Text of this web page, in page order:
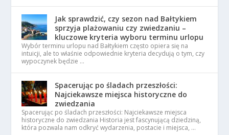
Jak sprawdzić, czy sezon nad Bałtykiem
sprzyja plażowaniu czy zwiedzaniu –
kluczowe kryteria wyboru terminu urlopu
Wybór terminu urlopu nad Bałtykiem często opiera się na
intuicji, ale to właśnie odpowiednie kryteria decydują o tym, czy
wypoczynek będzie …
Spacerując po śladach przeszłości:
Najciekawsze miejsca historyczne do
zwiedzania
Spacerując po śladach przeszłości: Najciekawsze miejsca
historyczne do zwiedzania Historia jest fascynującą dziedziną,
która pozwala nam odkryć wydarzenia, postacie i miejsca, …